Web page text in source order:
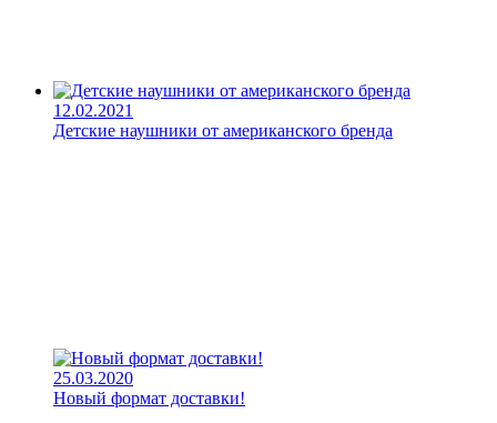
12.02.2021
Детские наушники от американского бренда
25.03.2020
Новый формат доставки!